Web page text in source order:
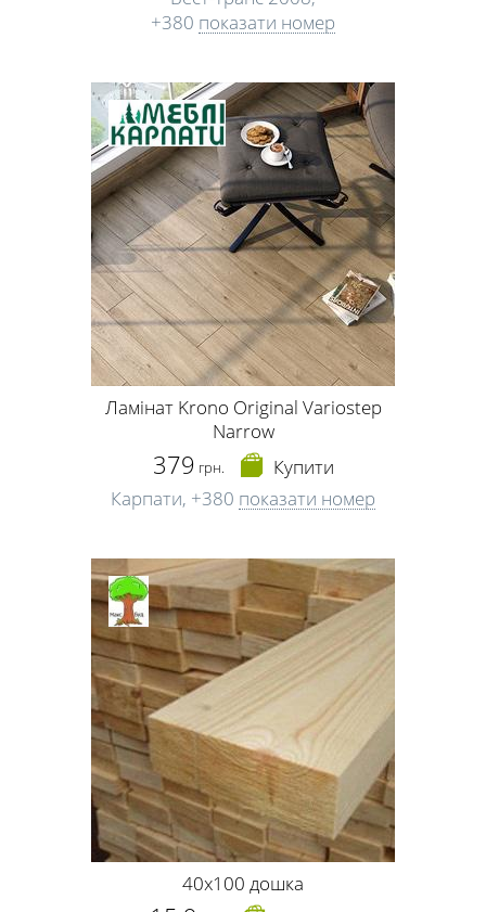
+380 показати номер
Ламінат Krono Original Variostep
Narrow
379 грн.
Купити
Карпати, +380 показати номер
40х100 дошка